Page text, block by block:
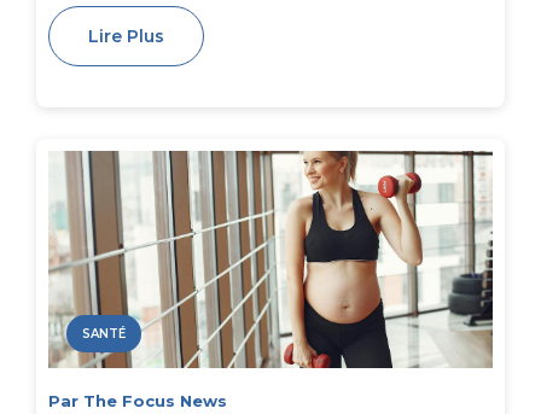
Lire Plus
SANTÉ
Par The Focus News